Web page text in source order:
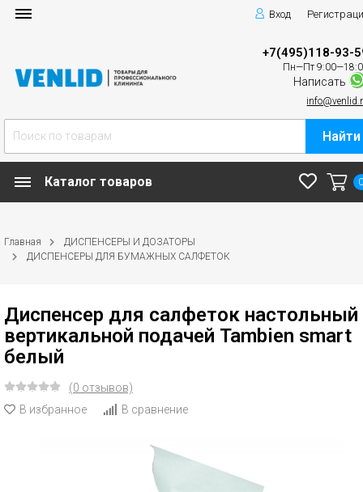
Вход
+7(495)118-93-
Пн—Пт
Написать
Найти
Каталог товаров
Главная
ДИСПЕНСЕРЫ И ДОЗАТОРЫ
ДИСПЕНСЕРЫ ДЛЯ БУМАЖНЫХ САЛФЕТОК
Диспенсер для салфеток настольный
вертикальной подачей Tambien smart
белый
(0 отзывов)
В избранное
В сравнение